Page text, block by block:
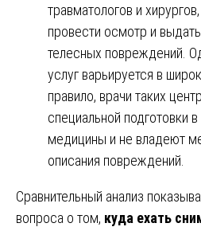
травматологов и
провести осмотр и
телесных повреждений.
услуг варьируется в
правило, врачи таких
специальной подготовки
медицины и не владеют
описания повреждений.
Сравнительный анализ
вопроса о том, куда ехать